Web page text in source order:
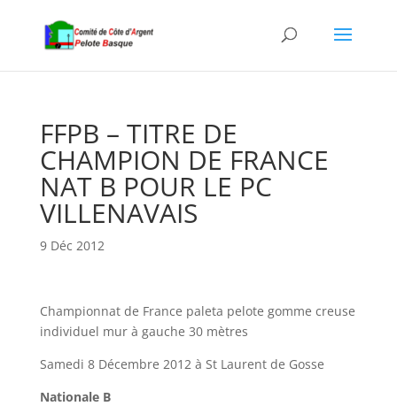
FFPB – TITRE DE
CHAMPION DE FRANCE
NAT B POUR LE PC
VILLENAVAIS
9 Déc 2012
Championnat de France paleta pelote gomme creuse
individuel mur à gauche 30 mètres
Samedi 8 Décembre 2012 à St Laurent de Gosse
Nationale B